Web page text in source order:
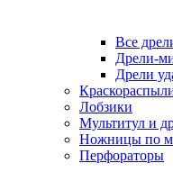
Все
Дрели-
Дрели
Лобзики
Мультитул и
Ножницы по
Перфораторы